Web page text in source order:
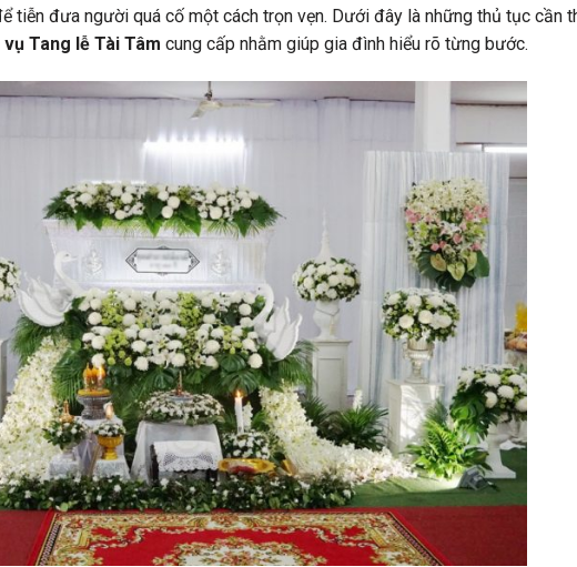
tiễn đưa người quá cố một cách trọn vẹn. Dưới đây là những thủ tục cần
vụ Tang lễ Tài Tâm cung cấp nhằm giúp gia đình hiểu rõ từng bước.